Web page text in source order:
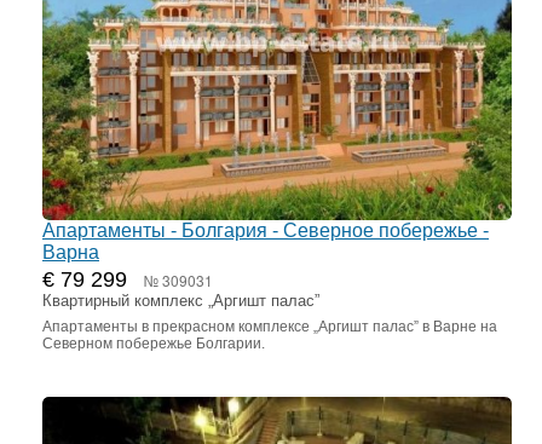
Апартаменты - Болгария - Северное побережье -
Варна
€ 79 299 № 309031
Квартирный комплекс „Аргишт палас”
Апартаменты в прекрасном комплексе „Аргишт палас” в Варне на
Северном побережье Болгарии.